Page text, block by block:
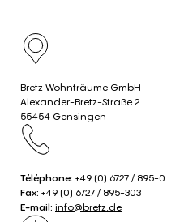
Bretz Wohnträume GmbH
Alexander-Bretz-Straße 2
55454 Gensingen
Téléphone: +49 (0) 6727 / 895-0
Fax: +49 (0) 6727 / 895-303
E-mail: info@bretz.de